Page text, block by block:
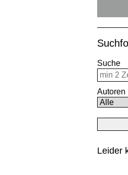
Suche
Autoren
Leider